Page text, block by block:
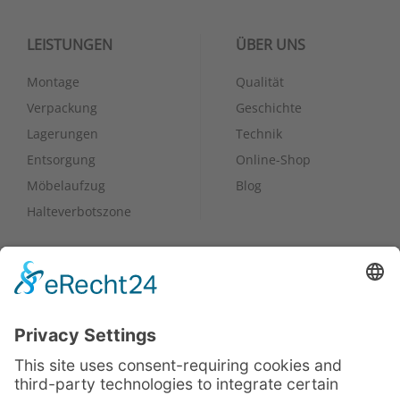
LEISTUNGEN
Montage
Verpackung
Lagerungen
Entsorgung
Möbelaufzug
Halteverbotszone
ÜBER UNS
Qualität
Geschichte
Technik
Online-Shop
Blog